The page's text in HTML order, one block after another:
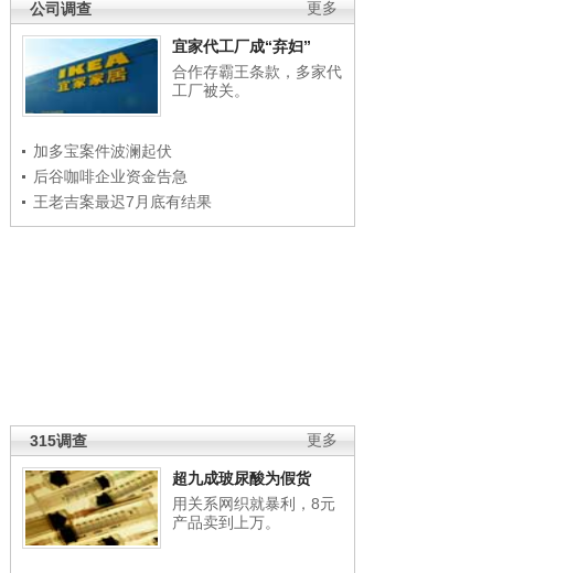
更多
公司调查
宜家代工厂成“弃妇”
合作存霸王条款，多家代
工厂被关。
加多宝案件波澜起伏
后谷咖啡企业资金告急
王老吉案最迟7月底有结果
更多
315调查
超九成玻尿酸为假货
用关系网织就暴利，8元
产品卖到上万。